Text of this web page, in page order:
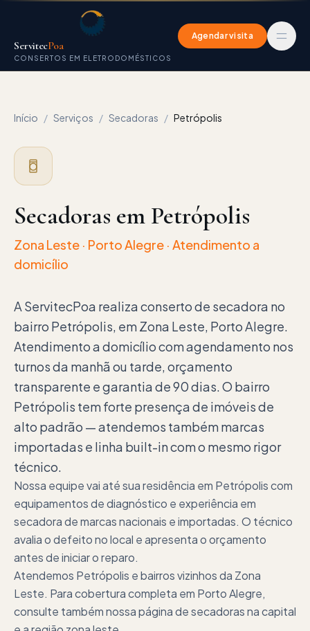
ServitecPoa
CONSERTOS EM ELETRODOMÉSTICOS
Agendar visita
Início / Serviços / Secadoras / Petrópolis
Secadoras em Petrópolis
Zona Leste · Porto Alegre · Atendimento a
domicílio
A ServitecPoa realiza conserto de secadora no
bairro Petrópolis, em Zona Leste, Porto Alegre.
Atendimento a domicílio com agendamento nos
turnos da manhã ou tarde, orçamento
transparente e garantia de 90 dias. O bairro
Petrópolis tem forte presença de imóveis de
alto padrão — atendemos também marcas
importadas e linha built-in com o mesmo rigor
técnico.
Nossa equipe vai até sua residência em Petrópolis com
equipamentos de diagnóstico e experiência em
secadora de marcas nacionais e importadas. O técnico
avalia o defeito no local e apresenta o orçamento
antes de iniciar o reparo.
Atendemos Petrópolis e bairros vizinhos da Zona
Leste. Para cobertura completa em Porto Alegre,
consulte também nossa página de secadoras na capital